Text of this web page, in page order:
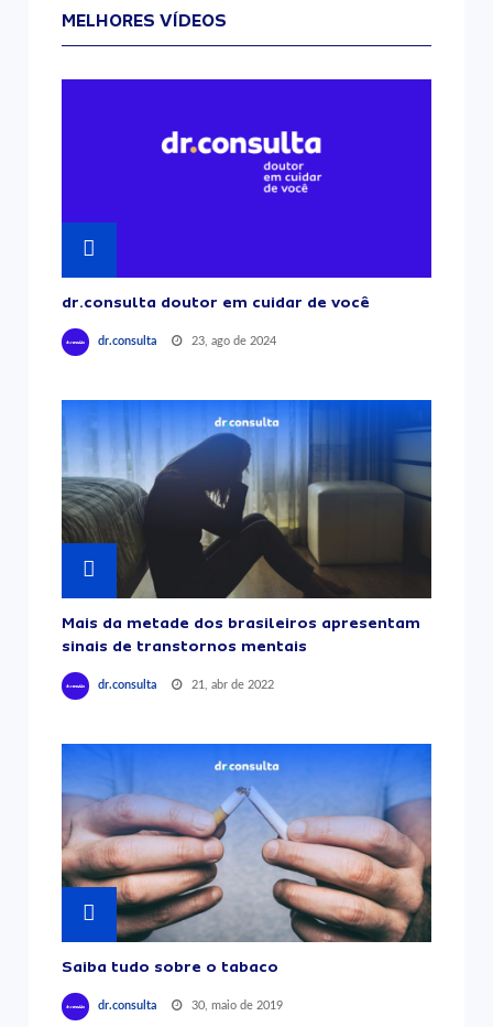
MELHORES VÍDEOS
dr.consulta doutor em cuidar de você
dr.consulta 23, ago de 2024
Mais da metade dos brasileiros apresentam
sinais de transtornos mentais
dr.consulta 21, abr de 2022
Saiba tudo sobre o tabaco
dr.consulta 30, maio de 2019